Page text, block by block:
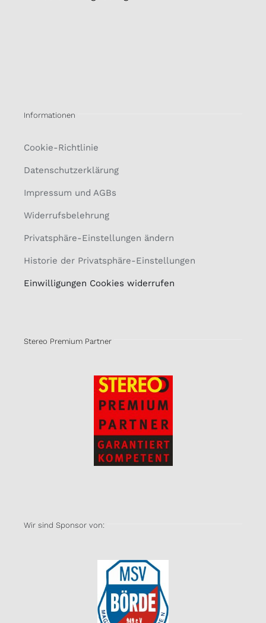
Informationen
Cookie-Richtlinie
Datenschutzerklärung
Impressum und AGBs
Widerrufsbelehrung
Privatsphäre-Einstellungen ändern
Historie der Privatsphäre-Einstellungen
Einwilligungen Cookies widerrufen
Stereo Premium Partner
Wir sind Sponsor von: